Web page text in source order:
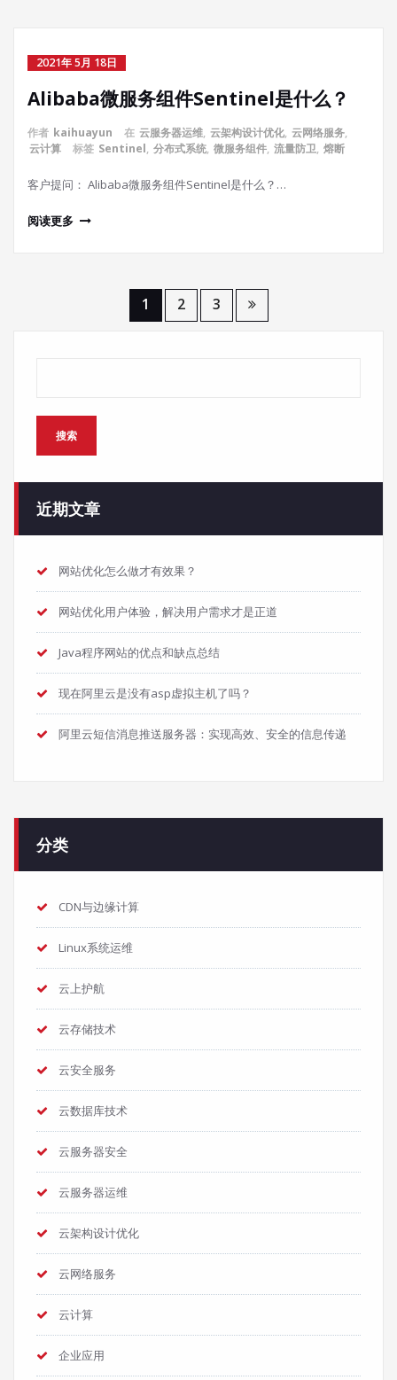
2021年 5月 18日
Alibaba微服务组件Sentinel是什么？
作者 kaihuayun 在 云服务器运维, 云架构设计优化, 云网络服务,
云计算
标签 Sentinel, 分布式系统, 微服务组件, 流量防卫, 熔断
客户提问： Alibaba微服务组件Sentinel是什么？…
阅读更多
1 2 3
搜索
近期文章
网站优化怎么做才有效果？
网站优化用户体验，解决用户需求才是正道
Java程序网站的优点和缺点总结
现在阿里云是没有asp虚拟主机了吗？
阿里云短信消息推送服务器：实现高效、安全的信息传递
分类
CDN与边缘计算
Linux系统运维
云上护航
云存储技术
云安全服务
云数据库技术
云服务器安全
云服务器运维
云架构设计优化
云网络服务
云计算
企业应用